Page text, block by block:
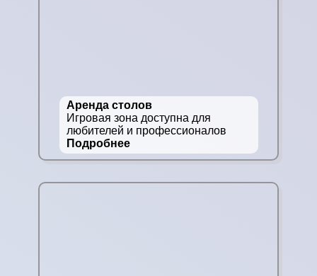
Аренда столов
Игровая зона доступна для
любителей и профессионалов
Подробнее